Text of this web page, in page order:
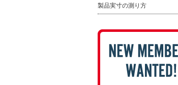
製品実寸の測り方